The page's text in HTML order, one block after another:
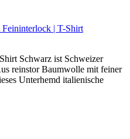
Feininterlock | T-Shirt
Schwarz ist Schweizer
reinstor Baumwolle mit feiner
Unterhemd italienische